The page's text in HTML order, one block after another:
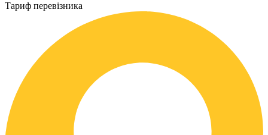
Тариф перевізника